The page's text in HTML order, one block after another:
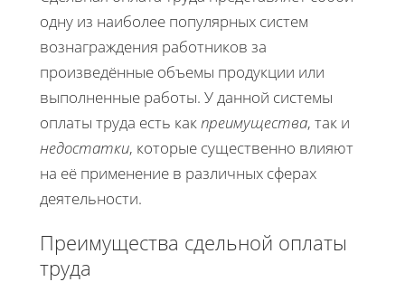
одну из наиболее популярных систем
вознаграждения работников за
произведённые объемы продукции или
выполненные работы. У данной системы
оплаты труда есть какпреимущества, так и
недостатки, которые существенно влияют
на её применение в различных сферах
деятельности.
Преимущества сдельной оплаты
труда